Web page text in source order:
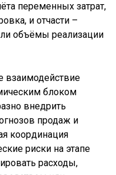
переменных затрат,
и отчасти –
объёмы реализации
взаимодействие
блоком
внедрить
продаж и
координация
риски на этапе
расходы,